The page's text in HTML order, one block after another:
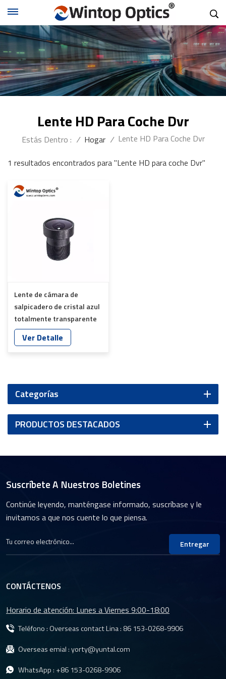
Lente HD Para Coche Dvr
Estás Dentro : / Hogar / Lente HD Para Coche Dvr
1 resultados encontrados para "Lente HD para coche Dvr"
Lente de cámara de
salpicadero de cristal azul
totalmente transparente
IR IMX675 de 5MP para
cámara de vigilancia de
Ver Detalle
Categorías
PRODUCTOS DESTACADOS
Suscríbete A Nuestros Boletines
Continúe leyendo, manténgase informado, suscríbase y le
invitamos a que nos cuente lo que piensa.
Entregar
CONTÁCTENOS
Horario de atención: Lunes a Viernes 9:00-18:00
Teléfono : Overseas contact Lina : 86 153-0268-9906
Overseas emial :yorty@yuntal.com
WhatsApp : +86 153-0268-9906